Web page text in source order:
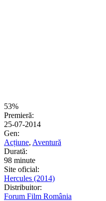
53%
Premieră:
25-07-2014
Gen:
Acțiune, Aventură
Durată:
98 minute
Site oficial:
Hercules (2014)
Distribuitor:
Forum Film România